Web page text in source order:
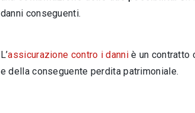
danni conseguenti.
L’assicurazione contro i danniè un contratto
e della conseguente perdita patrimoniale.